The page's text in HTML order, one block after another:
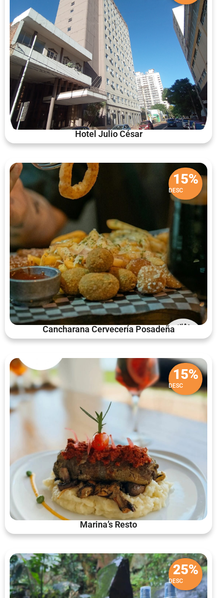
Hotel Julio César
15%
DESC
Cancharana Cervecería Posadeña
15%
DESC
Marina’s Resto
25%
DESC